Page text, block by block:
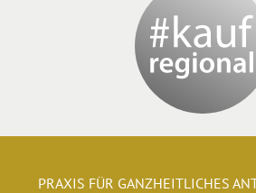
PRAXIS FÜR GANZHEITLICHES